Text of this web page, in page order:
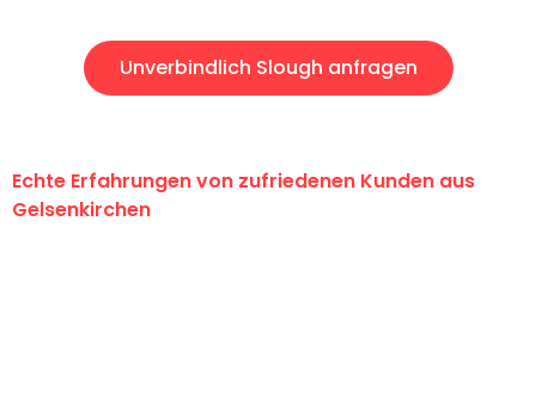
Unverbindlich Slough anfragen
Echte Erfahrungen von zufriedenen Kunden aus
Gelsenkirchen